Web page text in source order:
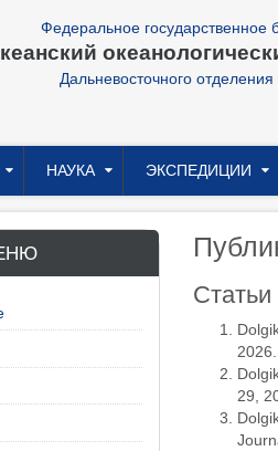
Федеральное государственное
Дальневосточного
НАУКА ЭКСПЕДИЦИИ
Статьи
29,